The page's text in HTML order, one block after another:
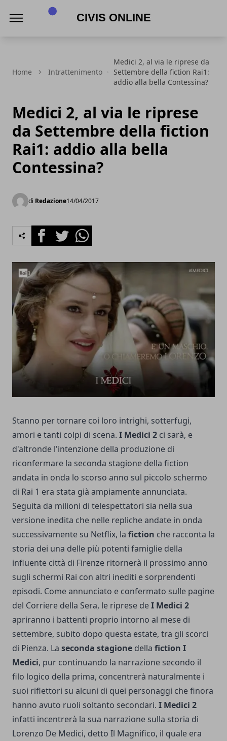
Home Intrattenimento
Medici 2, al via le riprese da
Settembre della fiction Rai1:
addio alla bella Contessina?
Medici 2, al via le riprese
da Settembre della fiction
Rai1: addio alla bella
Contessina?
di Redazione14/04/2017
FacebookTwitterWhatsapp
Stanno per tornare coi loro intrighi, sotterfugi,
amori e tanti colpi di scena. I Medici 2 ci sarà, e
d'altronde l'intenzione della produzione di
riconfermare la seconda stagione della fiction
andata in onda lo scorso anno sul piccolo schermo
di Rai 1 era stata già ampiamente annunciata.
Seguita da milioni di telespettatori sia nella sua
versione inedita che nelle repliche andate in onda
successivamente su Netflix, la fiction che racconta la
storia dei una delle più potenti famiglie della
influente città di Firenze ritornerà il prossimo anno
sugli schermi Rai con altri inediti e sorprendenti
episodi. Come annunciato e confermato sulle pagine
del Corriere della Sera, le riprese deI Medici 2
apriranno i battenti proprio intorno al mese di
settembre, subito dopo questa estate, tra gli scorci
di Pienza. La seconda stagione della fiction I
Medici, pur continuando la narrazione secondo il
filo logico della prima, concentrerà naturalmente i
suoi riflettori su alcuni di quei personaggi che finora
hanno avuto ruoli soltanto secondari. I Medici 2
infatti incentrerà la sua narrazione sulla storia di
Lorenzo De Medici, detto Il Magnifico, il quale era